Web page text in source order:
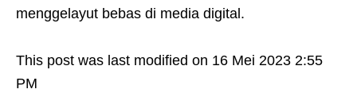
menggelayut bebas di media digital.
This post was last modified on 16 Mei 2023 2:55
PM